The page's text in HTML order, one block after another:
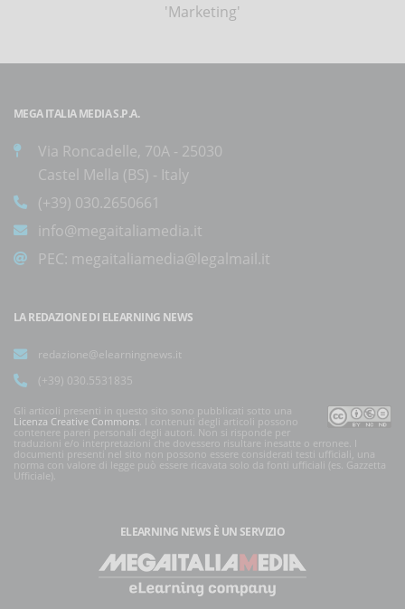
'Marketing'
MEGA ITALIA MEDIA S.P.A.
Via Roncadelle, 70A - 25030
Castel Mella (BS) - Italy
(+39) 030.2650661
info@megaitaliamedia.it
PEC: megaitaliamedia@legalmail.it
LA REDAZIONE DI ELEARNING NEWS
redazione@elearningnews.it
(+39) 030.5531835
Gli articoli presenti in questo sito sono pubblicati sotto una
Licenza Creative Commons. I contenuti degli articoli possono
contenere pareri personali degli autori. Non si risponde per
traduzioni e/o interpretazioni che dovessero risultare inesatte o erronee. I
documenti presenti nel sito non possono essere considerati testi ufficiali, una
norma con valore di legge può essere ricavata solo da fonti ufficiali (es. Gazzetta
Ufficiale).
ELEARNING NEWS È UN SERVIZIO